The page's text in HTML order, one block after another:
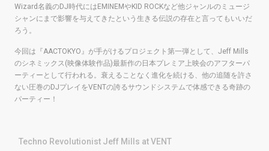
Wizard名義のDJ時代にはEMINEMやKID ROCKなど他ジャンルのミュージ
シャンにまで影響を与えてきたという生きる伝説の存在と言ってもいいだ
ろう。
今回は『AACTOKYO』が手がけるプロジェクト第一弾として、Jeff Mills
のシネミックス(映像体験作品)最新作の日本プレミア上映会のアフターパ
ーティーとして行われる。衰えることなく進化を続ける、他の追随を許さ
ない圧巻のDJプレイをVENTの誇るサウンドシステムで体感できる奇跡の
パーティー！
Techno Revolutionist Jeff Mills at VENT